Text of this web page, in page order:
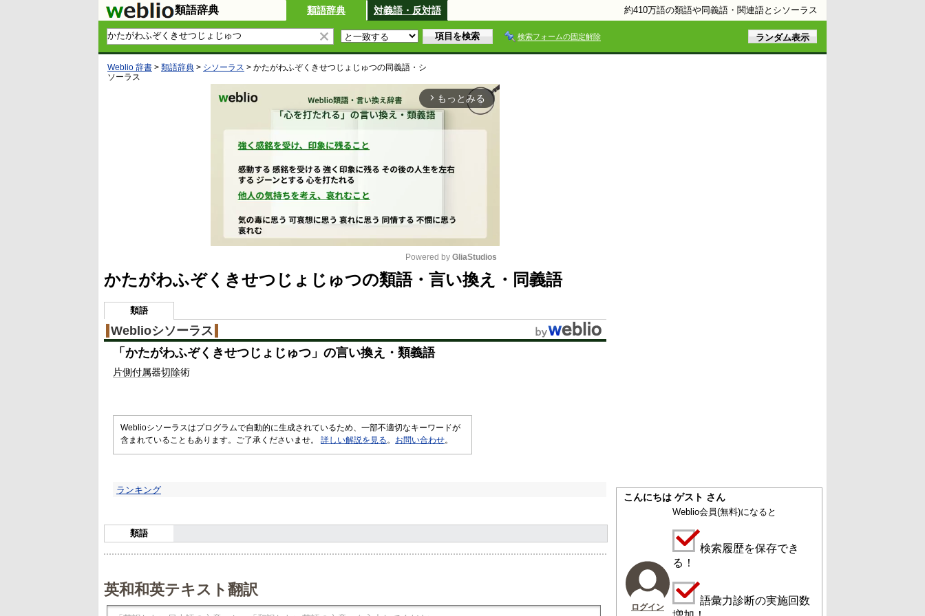
類語辞典 類語辞典 対義語・反対語 約410万語の類語や同義語・関連語とシソーラス
検索フォームの固定解除
Weblio 辞書 > 類語辞典 > シソーラス > かたがわふぞくきせつじょじゅつの同義語・シ
ソーラス
arrow_forward_ios もっとみる
Powered by GliaStudios
かたがわふぞくきせつじょじゅつの類語・言い換え・同義語
類語
Weblioシソーラス
「 かたがわふぞくきせつじょじゅつ 」の言い換え・類義語
片側付属器切除術
Weblioシソーラスはプログラムで自動的に生成されているため、一部不適切なキーワードが
含まれていることもあります。ご了承くださいませ。 詳しい解説を見る 。 お問い合わせ。
ランキング
類語
英和和英テキスト翻訳
こんにちは ゲスト さん
ログイン
Weblio会員(無料)になると
検索履歴を保存でき
る！
語彙力診断の実施回数